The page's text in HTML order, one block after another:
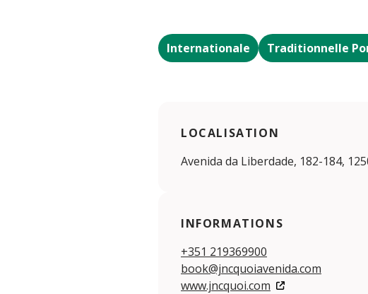
Internationale Traditionnelle
LOCALISATION
Avenida da Liberdade, 182-184,
INFORMATIONS
+351 219369900
book@jncquoiavenida.com
www.jncquoi.com